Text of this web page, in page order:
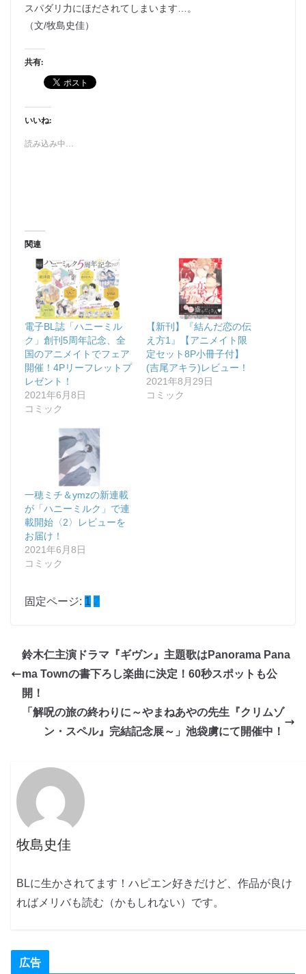
スパダリ力にほだされてしまいます…。
（文/牧島史佳）
共有:
いいね:
読み込み中…
関連
電子BL誌「ハニーミル
ク」創刊5周年記念、全
国のアニメイトでフェア
開催！4Pリーフレットプ
レゼント！
2021年6月8日
コミック
【新刊】『結んだ恋の伝
え方1』【アニメイト限
定セット8P小冊子付】
(吉尾アキラ)レビュー！
2021年8月29日
コミック
一穂ミチ＆ymzの新連載
が「ハニーミルク」で連
載開始〈2〉レビューを
お届け！
2021年6月8日
コミック
固定ページ: 1 2
鈴木仁主演ドラマ『ギヴン』主題歌はPanorama Pana
ma Townの書下ろし楽曲に決定！60秒スポットも公
開！
「解呪の旅の終わりに～やまねあやの先生『クリムゾ
ン・スペル』完結記念展～」池袋虜にて開催中！
牧島史佳
BLに生かされてます！ハピエン好きだけど、作品が良け
ればメリバも読む（かもしれない）です。
広告